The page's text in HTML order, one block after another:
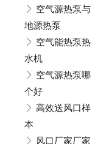
空气源热泵与
地源热泵
空气能热泵热
水机
空气源热泵哪
个好
高效送风口样
本
风口厂家厂家